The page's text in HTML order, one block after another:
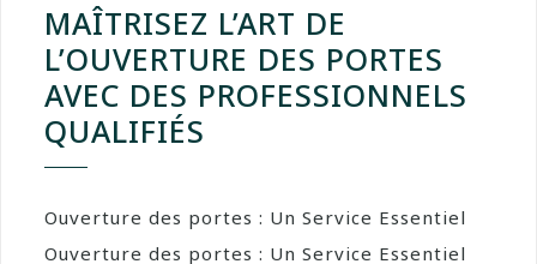
MAÎTRISEZ L’ART DE
L’OUVERTURE DES PORTES
AVEC DES PROFESSIONNELS
QUALIFIÉS
Ouverture des portes : Un Service Essentiel
Ouverture des portes : Un Service Essentiel